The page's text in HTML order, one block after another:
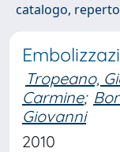
catalogo,
Tropeano,
Carmine;
Giovanni
2010